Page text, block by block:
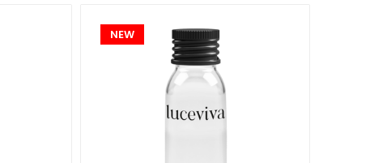
NEW